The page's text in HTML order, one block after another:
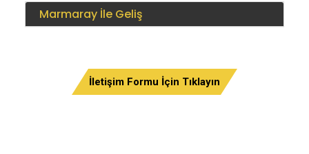
Marmaray İle Geliş
İletişim Formu İçin Tıklayın